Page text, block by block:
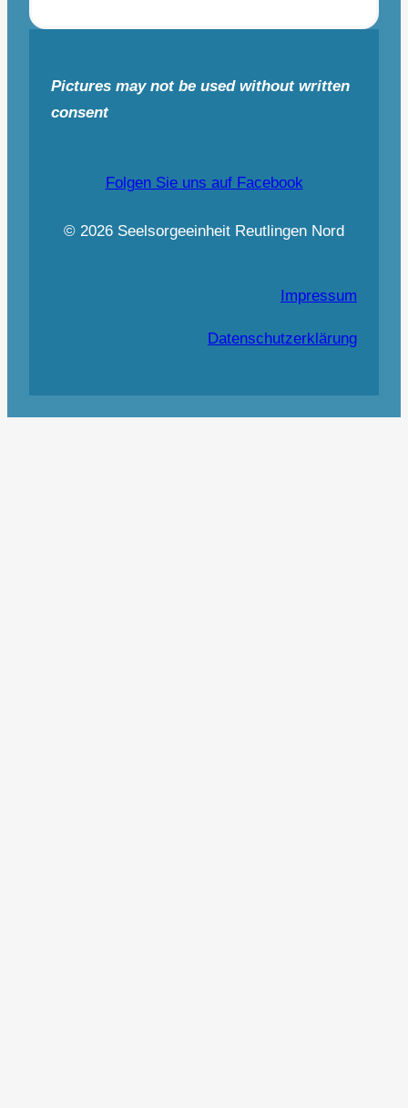
Pictures may not be used without written
consent
Folgen Sie uns auf Facebook
© 2026 Seelsorgeeinheit Reutlingen Nord
Impressum
Datenschutzerklärung